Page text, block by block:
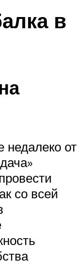
в
недалеко от
со всей